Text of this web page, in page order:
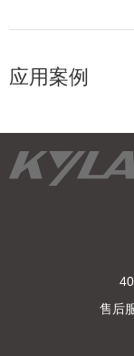
应用案例
售后